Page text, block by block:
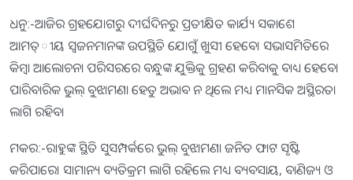
ଧନୁ:-ଆଜିର ଗ୍ରହଯୋଗରୁ ଦୀର୍ଘଦିନରୁ ପ୍ରତୀକ୍ଷିତ କାର୍ଯ୍ୟ ସକାଶେ
ଆମତ୍ୀୟ ସ୍ବଜନମାନଙ୍କ ଉପସ୍ଥିତି ଯୋଗୁଁ ଖୁସୀ ହେବେ। ସଭାସମିତିରେ
କିମ୍ବା ଆଲୋଚନା ପରିସରରେ ବନ୍ଧୁଙ୍କ ଯୁକ୍ତିକୁ ଗ୍ରହଣ କରିବାକୁ ବାଧ୍ୟ ହେବେ।
ପାରିବାରିକ ଭୁଲ୍‌ ବୁଝାମଣା ହେତୁ ଅଭାବ ନ ଥିଲେ ମଧ୍ୟ ମାନସିକ ଅସ୍ଥିରତା
ଲାଗି ରହିବ।
ମକର:-ରାହୁଙ୍କ ସ୍ଥିତି ସୁସମ୍ପର୍କରେ ଭୁଲ୍‌ ବୁଝାମଣା ଜନିତ ଫାଟ ସୃଷ୍ଟି
କରିପାରେ। ସାମାନ୍ୟ ବ୍ୟତିକ୍ରମ ଲାଗି ରହିଲେ ମଧ୍ୟ ବ୍ୟବସାୟ, ବାଣିଜ୍ୟ ଓ